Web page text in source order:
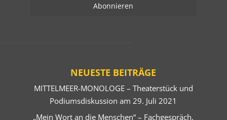
NEUESTE BEITRÄGE
MITTELMEER-MONOLOGE – Theaterstück und
Podiumsdiskussion am 29. Juli 2021
„Mein Wort an die Menschen“ – Fachgespräch,